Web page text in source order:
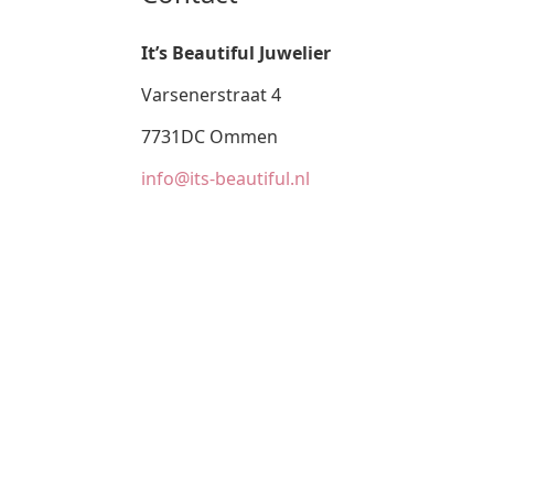
It’s Beautiful Juwelier
Varsenerstraat 4
7731DC Ommen
info@its-beautiful.nl